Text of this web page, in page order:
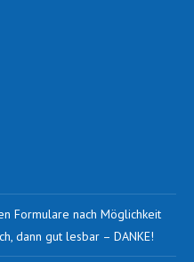
Formulare nach Möglichkeit
dann gut lesbar – DANKE!